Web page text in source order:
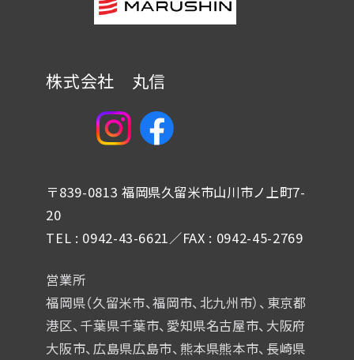
株式会社 丸信
〒839-0813 福岡県久留米市山川市ノ上町7-
20
TEL : 0942-43-6621／FAX : 0942-45-2769
営業所
福岡県（久留米市、福岡市、北九州市）、東京都
港区、千葉県千葉市、 愛知県名古屋市、大阪府
大阪市、広島県広島市、熊本県熊本市、 長崎県